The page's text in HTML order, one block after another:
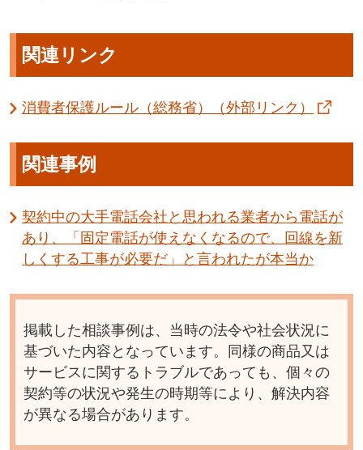
関連リンク
消費者保護ルール（総務省）（外部リンク）
関連事例
契約中の大手電話会社と思われる業者から電話が
あり、「固定電話が使えなくなるので、回線を新
しくする工事が必要だ」と言われたが本当か
掲載した相談事例は、当時の法令や社会状況に
基づいた内容となっています。同様の商品又は
サービスに関するトラブルであっても、個々の
契約等の状況や発生の時期等により、解決内容
が異なる場合があります。